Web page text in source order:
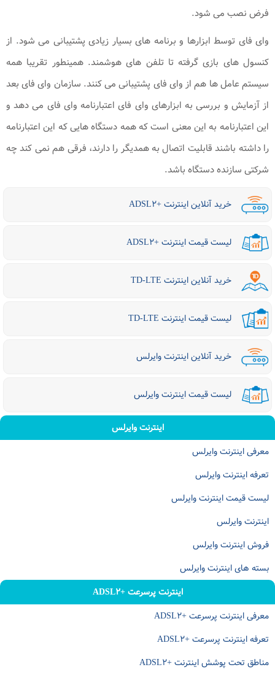
فرض نصب می شود.
وای فای توسط ابزارها و برنامه های بسیار زیادی پشتیبانی می شود. از
کنسول های بازی گرفته تا تلفن های هوشمند. همینطور تقریبا همه
سیستم عامل ها هم از وای فای پشتیبانی می کنند. سازمان وای فای بعد
از آزمایش و بررسی به ابزارهای وای فای اعتبارنامه وای فای می دهد و
این اعتبارنامه به این معنی است که همه دستگاه هایی که این اعتبارنامه
را داشته باشند قابلیت اتصال به همدیگر را دارند، فرقی هم نمی کند چه
شرکتی سازنده دستگاه باشد.
خرید آنلاین اینترنت +ADSL۲
لیست قیمت اینترنت +ADSL۲
خرید آنلاین اینترنت TD-LTE
لیست قیمت اینترنت TD-LTE
خرید آنلاین اینترنت وایرلس
لیست قیمت اینترنت وایرلس
اینترنت وایرلس
معرفی اینترنت وایرلس
تعرفه اینترنت وایرلس
لیست قیمت اینترنت وایرلس
اینترنت وایرلس
فروش اینترنت وایرلس
بسته های اینترنت وایرلس
اینترنت پرسرعت +ADSL۲
معرفی اینترنت پرسرعت +ADSL۲
تعرفه اینترنت پرسرعت +ADSL۲
مناطق تحت پوشش اینترنت +ADSL۲